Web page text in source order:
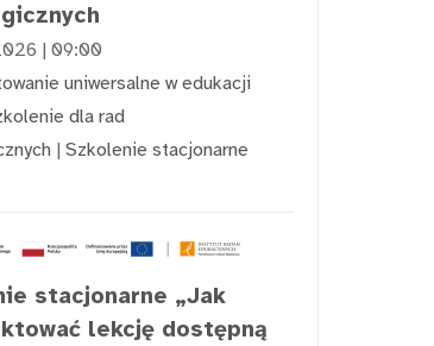
| 09:00
uniwersalne w edukacji
dla rad
| Szkolenie stacjonarne
stacjonarne „Jak
lekcję dostępną